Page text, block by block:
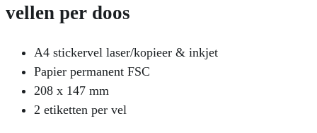
vellen per doos
A4 stickervel laser/kopieer & inkjet
Papier permanent FSC
208 x 147 mm
2 etiketten per vel